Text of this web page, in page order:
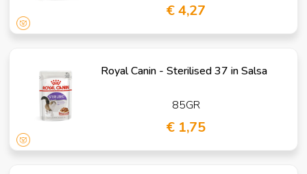
€ 4,27
Royal Canin - Sterilised 37 in Salsa
85GR
€ 1,75